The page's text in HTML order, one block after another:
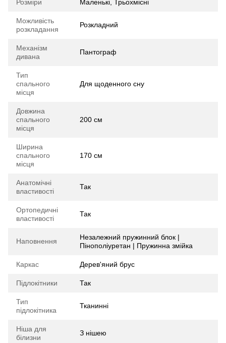
Розміри Маленькі, Трьохмісні
Можливість
розкладання
Розкладний
Механізм
дивана
Пантограф
Тип
спального
місця
Для щоденного сну
Довжина
спального
місця
200 см
Ширина
спального
місця
170 см
Анатомічні
властивості
Так
Ортопедичні
властивості
Так
Наповнення
Незалежний пружинний блок |
Пінополіуретан | Пружинна змійка
Каркас Дерев'яний брус
Підлокітники Так
Тип
підлокітника
Тканинні
Ніша для
білизни
З нішею